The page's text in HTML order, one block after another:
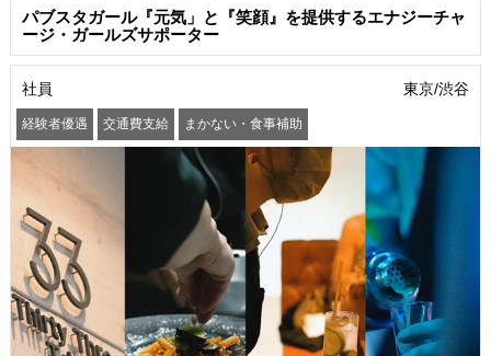
パブスタガール『元気」と『笑顔』を提供するエナジーチャ
ージ・ガールズサポーター
社員 東京/渋谷
経験者優遇 交通費支給 まかない・食事補助